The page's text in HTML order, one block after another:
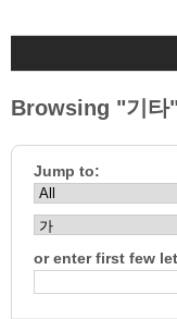
Browsing "기타
Jump to:
or enter first few